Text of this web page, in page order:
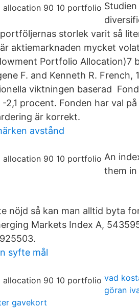
storlek varit så
aktiemarknaden mycket
Portfolio Allocation)7
F. and Kenneth R.
viktningen baserad
2,1 procent. Fonden har val
är korrekt.
avstånd
An
them in
nöjd så kan man alltid byta
Markets Index A,
syfte mål
vad
göran
gavekort